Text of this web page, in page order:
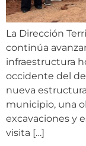
La Dirección
continúa
infraestructura
occidente del
nueva
municipio, una
excavaciones y
visita […]